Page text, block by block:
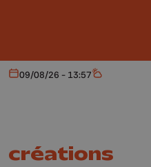
Aujourd'hui
09/08/26 - 13:57 Météo
créations